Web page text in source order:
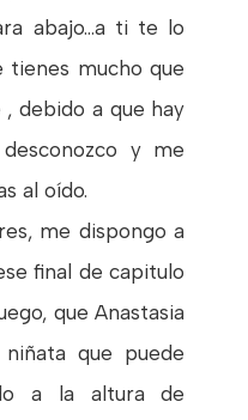
abajo...a ti te lo
tienes mucho que
debido a que hay
y me
al oído.
me dispongo a
final de capitulo
que Anastasia
que puede
a la altura de